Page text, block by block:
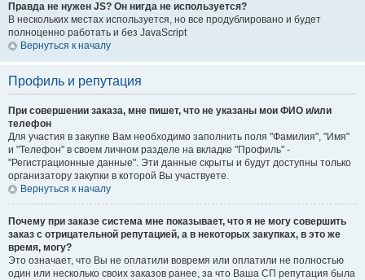
Правда не нужен JS? Он нигда не используется?
В нескольких местах используется, но все продублировано и будет
полноценно работать и без JavaScript
Вернуться к началу
Профиль и репутация
При совершении заказа, мне пишет, что не указаны мои ФИО и/или
телефон
Для участия в закупке Вам необходимо заполнить поля "Фамилия", "Имя"
и "Телефон" в своем личном разделе на вкладке "Профиль" -
"Регистрационные данные". Эти данные скрыты и будут доступны только
организатору закупки в которой Вы участвуете.
Вернуться к началу
Почему при заказе система мне показывает, что я не могу совершить
заказ с отрицательной репутацией, а в некоторых закупках, в это же
время, могу?
Это означает, что Вы не оплатили вовремя или оплатили не полностью
один или несколько своих заказов ранее, за что Ваша СП репутация была